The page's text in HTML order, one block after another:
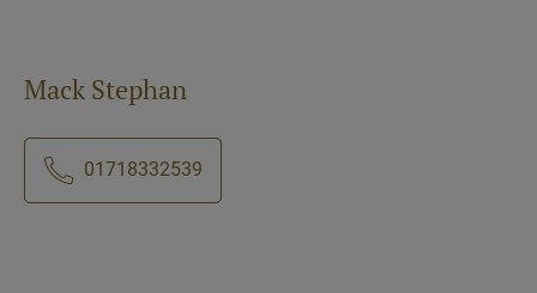
Mack Stephan
01718332539